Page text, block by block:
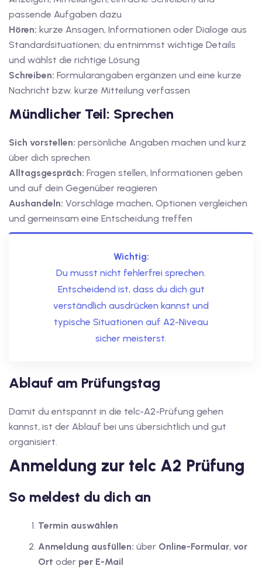
passende Aufgaben dazu
Hören: kurze Ansagen, Informationen oder Dialoge aus
Standardsituationen; du entnimmst wichtige Details
und wählst die richtige Lösung
Schreiben: Formularangaben ergänzen und eine kurze
Nachricht bzw. kurze Mitteilung verfassen
Mündlicher Teil: Sprechen
Sich vorstellen: persönliche Angaben machen und kurz
über dich sprechen
Alltagsgespräch: Fragen stellen, Informationen geben
und auf dein Gegenüber reagieren
Aushandeln: Vorschläge machen, Optionen vergleichen
und gemeinsam eine Entscheidung treffen
Wichtig:
Du musst nicht fehlerfrei sprechen.
Entscheidend ist, dass du dich gut
verständlich ausdrücken kannst und
typische Situationen auf A2-Niveau
sicher meisterst.
Ablauf am Prüfungstag
Damit du entspannt in die telc-A2-Prüfung gehen
kannst, ist der Ablauf bei uns übersichtlich und gut
organisiert.
Anmeldung zur telc A2 Prüfung
So meldest du dich an
Termin auswählen
Anmeldung ausfüllen: über Online-Formular, vor
Ort oder per E-Mail